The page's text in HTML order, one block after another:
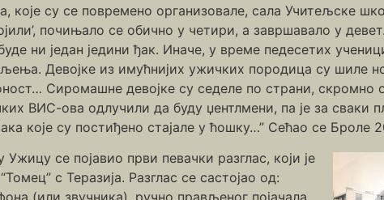
које су се повремено организовале, сала Учитељске
почињало се обично у четири, а завршавало у
ни један једини ђак. Иначе, у време педесетих
Девојке из имућнијих ужичких породица су шиле
Сиромашне девојке су седеле по страни, скромно
ВИС-ова одлучили да буду џентлмени, па је за сваки
које су постиђено стајале у ћошку…” Сећао се Броле
Ужицу се појавио први певачки разглас, који је
с Теразија. Разглас се састојао од: